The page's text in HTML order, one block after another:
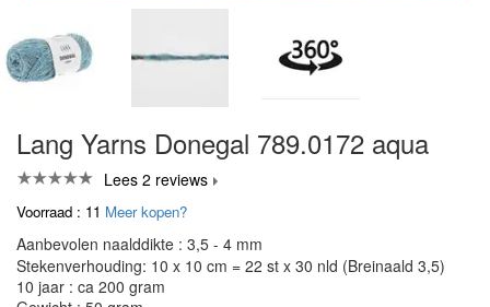
Lang Yarns Donegal 789.0172 aqua
Lees 2 reviews
Voorraad : 11 Meer kopen?
Aanbevolen naalddikte : 3,5 - 4 mm
Stekenverhouding: 10 x 10 cm = 22 st x 30 nld (Breinaald 3,5)
10 jaar : ca 200 gram